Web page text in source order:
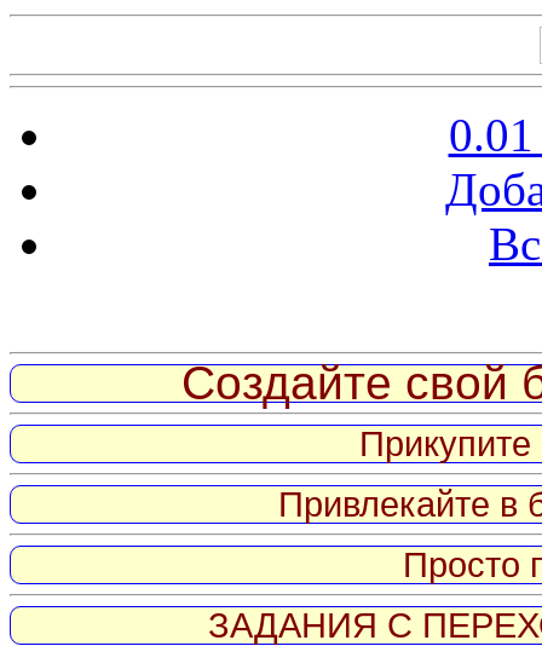
Создайте свой
Привлекайте в
Просто
ЗАДАНИЯ С